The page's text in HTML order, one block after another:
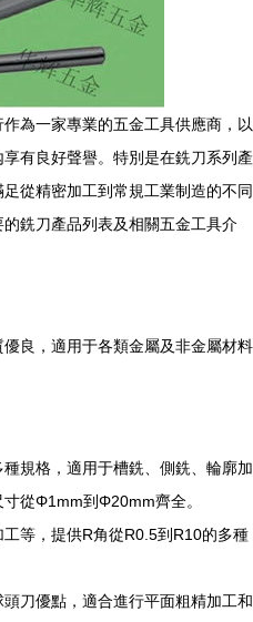
為一家專業的五金工具供應商，以
有良好聲譽。特別是在銑刀系列產
從精密加工到常規工業制造的不同
銑刀產品列表及相關五金工具介
良，適用于各類金屬及非金屬材料
種規格，適用于槽銑、側銑、輪廓加
從Φ1mm到Φ20mm齊全。
工等，提供R角從R0.5到R10的多種
頭刀優點，適合進行平面粗精加工和